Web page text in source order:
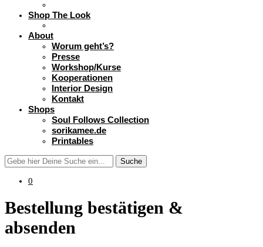
Shop The Look
About
Worum geht’s?
Presse
Workshop/Kurse
Kooperationen
Interior Design
Kontakt
Shops
Soul Follows Collection
sorikamee.de
Printables
Suche
0
Bestellung bestätigen &
absenden